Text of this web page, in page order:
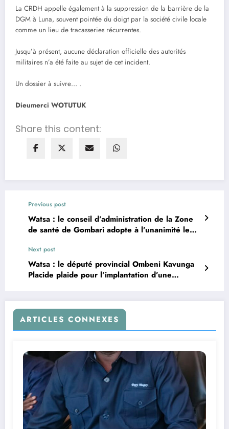
La CRDH appelle également à la suppression de la barrière de la
DGM à Luna, souvent pointée du doigt par la société civile locale
comme un lieu de tracasseries récurrentes.
Jusqu’à présent, aucune déclaration officielle des autorités
militaires n’a été faite au sujet de cet incident.
Un dossier à suivre… .
Dieumerci WOTUTUK
Share this content:
Previous post
Watsa : le conseil d’administration de la Zone
de santé de Gombari adopte à l’unanimité le
Next post
Watsa : le député provincial Ombeni Kavunga
Placide plaide pour l’implantation d’une
ARTICLES CONNEXES